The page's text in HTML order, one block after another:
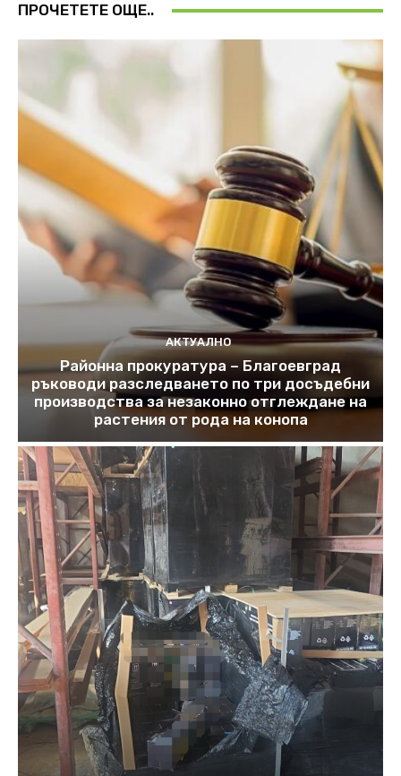
ПРОЧЕТЕТЕ ОЩЕ..
АКТУАЛНО
Районна прокуратура – Благоевград
ръководи разследването по три досъдебни
производства за незаконно отглеждане на
растения от рода на конопа